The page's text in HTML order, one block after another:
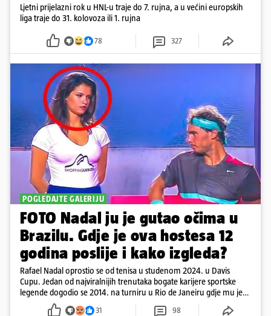
Ljetni prijelazni rok u HNL-u traje do 7. rujna, a u većini europskih
liga traje do 31. kolovoza ili 1. rujna
78 327
POGLEDAJTE GALERIJU
FOTO Nadal ju je gutao očima u
Brazilu. Gdje je ova hostesa 12
godina poslije i kako izgleda?
Rafael Nadal oprostio se od tenisa u studenom 2024. u Davis
Cupu. Jedan od najviralnijih trenutaka bogate karijere sportske
legende dogodio se 2014. na turniru u Rio de Janeiru gdje mu je
pažnju odvlačila ljepotica iza klupe
31 98